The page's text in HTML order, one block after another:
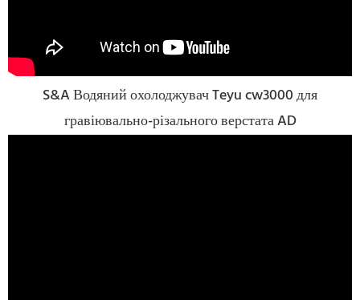
S&A Водяний охолоджувач Teyu cw3000 для
гравіювально-різального верстата AD